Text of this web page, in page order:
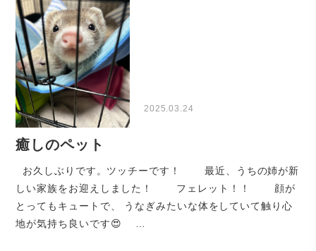
2025.03.24
癒しのペット
お久しぶりです。ツッチーです！ 最近、うちの姉が新
しい家族をお迎えしました！ フェレット！！ 顔が
とってもキュートで、 うなぎみたいな体をしていて触り心
地が気持ち良いです😍 …